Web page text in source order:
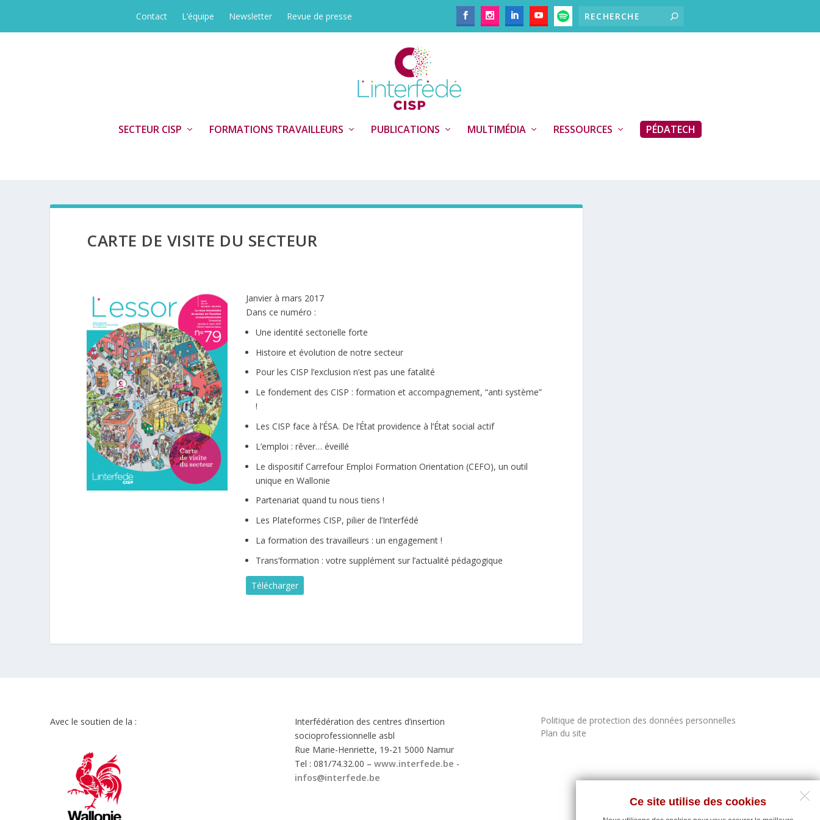
Ce site utilise des cookies
Contact L’équipe Newsletter Revue de presse
SECTEUR CISP FORMATIONS TRAVAILLEURS PUBLICATIONS MULTIMÉDIA RESSOURCES PÉDATECH
CARTE DE VISITE DU SECTEUR
Janvier à mars 2017
Dans ce numéro :
Une identité sectorielle forte
Histoire et évolution de notre secteur
Pour les CISP l’exclusion n’est pas une fatalité
Le fondement des CISP : formation et accompagnement, “anti système”
!
Les CISP face à l’ÉSA. De l’État providence à l’État social actif
L’emploi : rêver… éveillé
Le dispositif Carrefour Emploi Formation Orientation (CEFO), un outil
unique en Wallonie
Partenariat quand tu nous tiens !
Les Plateformes CISP, pilier de l’Interfédé
La formation des travailleurs : un engagement !
Trans’formation : votre supplément sur l’actualité pédagogique
Télécharger
Avec le soutien de la :
Interfédération des centres d’insertion
socioprofessionnelle asbl
Rue Marie-Henriette, 19-21 5000 Namur
Tel : 081/74.32.00 –www.interfede.be -
infos@interfede.be
Politique de protection des données personnelles
Plan du site